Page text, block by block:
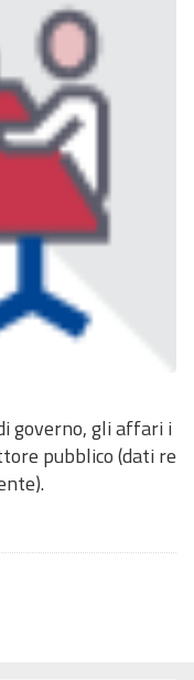
governo, gli affari i
pubblico (dati re